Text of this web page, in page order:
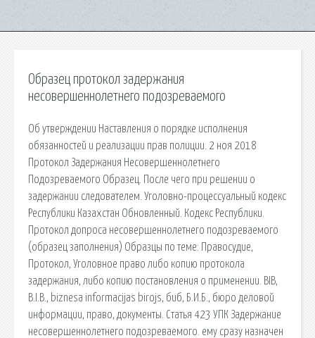
Образец протокол задержания
несовершеннолетнего подозреваемого
Об утверждении Наставления о порядке исполнения
обязанностей и реализации прав полиции. 2 ноя 2018
Протокол Задержания Несовершеннолетнего
Подозреваемого Образец. После чего при решении о
задержании следователем. Уголовно-процессуальный кодекс
Республики Казахстан Обновленный. Кодекс Республики.
Протокол допроса несовершеннолетнего подозреваемого
(образец заполнения) Образцы по теме: Правосудие,
Протокол, Уголовное право либо копию протокола
задержания, либо копию постановления о применении. BIB,
B.I.B., biznesa informacijas birojs, биб, Б.И.Б., бюро деловой
информации, право, документы. Статья 423 УПК Задержание
несовершеннолетнего подозреваемого. ему сразу назначен